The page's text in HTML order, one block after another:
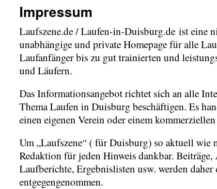
Impressum
Laufszene.de / Laufen-in-Duisburg.de ist eine
unabhängige und private Homepage für alle
Laufanfänger bis zu gut trainierten und
und Läufern.
Das Informationsangebot richtet sich an alle
Thema Laufen in Duisburg beschäftigen. Es
einen eigenen Verein oder einem
Um „Laufszene“ ( für Duisburg) so aktuell wie
Redaktion für jeden Hinweis dankbar. Beiträge,
Laufberichte, Ergebnislisten usw. werden daher
entgegengenommen.